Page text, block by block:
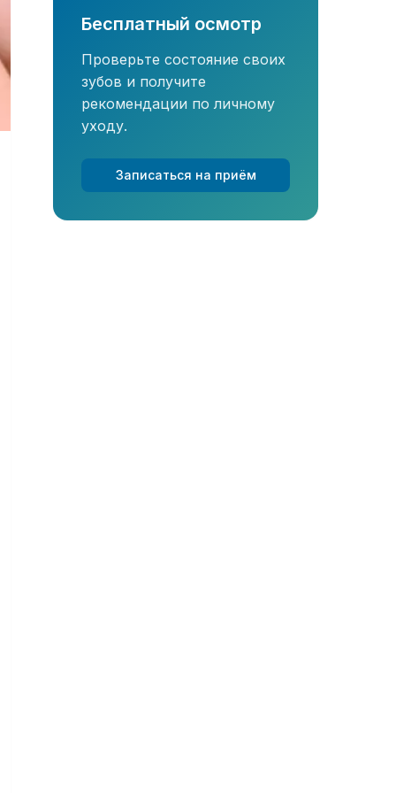
Бесплатный осмотр
Проверьте состояние своих
зубов и получите
рекомендации по личному
уходу.
Записаться на приём